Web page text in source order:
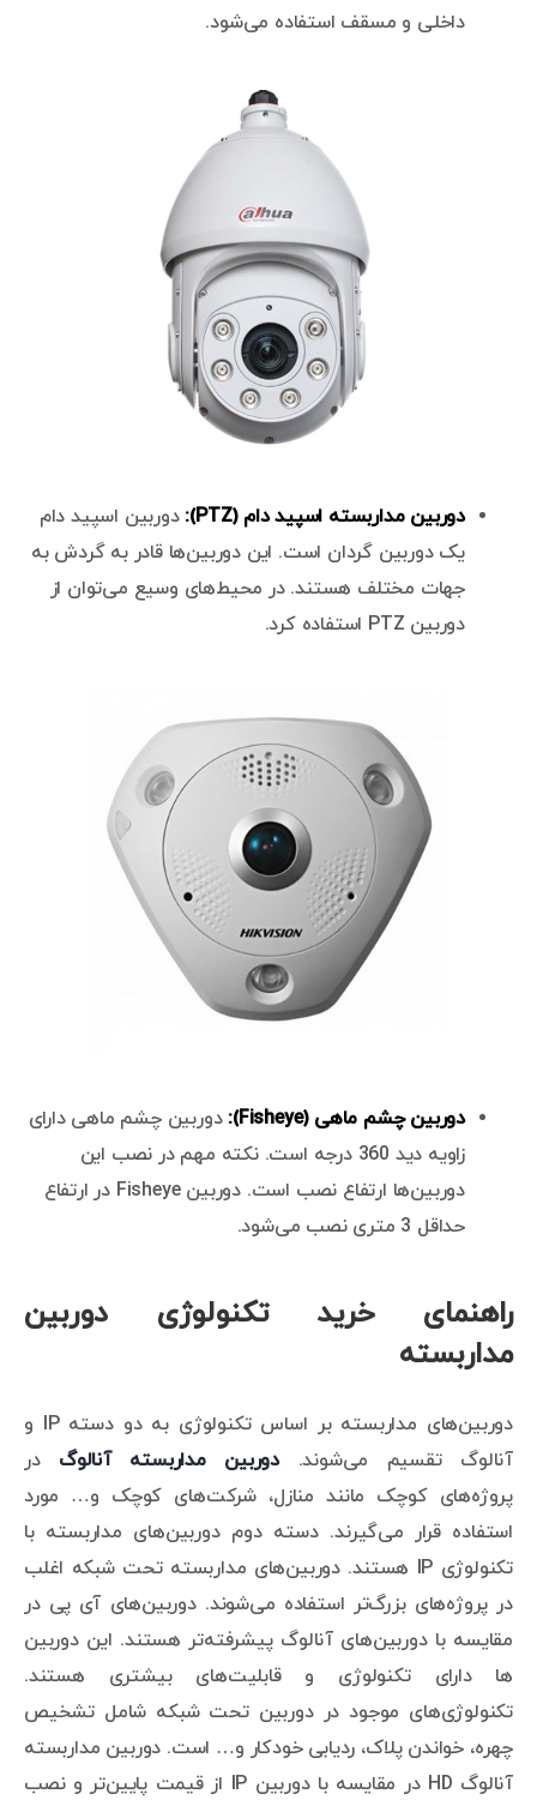
داخلی و مسقف استفاده می‌شود.
دوربین مداربسته اسپید دام (PTZ):
دوربین اسپید دام
یک دوربین گردان است. این دوربین‌ها قادر به گردش به
جهات مختلف هستند. در محیط‌های وسیع می‌توان از
دوربین PTZ استفاده کرد.
دوربین چشم ماهی (Fisheye):
دوربین چشم ماهی دارای
زاویه دید 360 درجه است. نکته مهم در نصب این
دوربین‌ها ارتفاع نصب است. دوربین Fisheye در ارتفاع
حداقل 3 متری نصب می‌شود.
راهنمای خرید تکنولوژی دوربین
مداربسته
دوربین‌های مداربسته بر اساس تکنولوژی به دو دسته IP و
آنالوگ تقسیم می‌شوند.دوربین مداربسته آنالوگ
در
پروژه‌های کوچک مانند منازل، شرکت‌های کوچک و… مورد
استفاده قرار می‌گیرند. دسته دوم دوربین‌های مداربسته با
تکنولوژی IP هستند. دوربین‌های مداربسته تحت شبکه اغلب
در پروژه‌های بزرگ‌تر استفاده می‌شوند. دوربین‌های آی پی در
مقایسه با دوربین‌های آنالوگ پیشرفته‌تر هستند. این دوربین
ها دارای تکنولوژی و قابلیت‌های بیشتری هستند.
تکنولوژی‌های موجود در دوربین تحت شبکه شامل تشخیص
چهره، خواندن پلاک، ردیابی خودکار و… است. دوربین مداربسته
آنالوگ HD در مقایسه با دوربین IP از قیمت پایین‌تر و نصب